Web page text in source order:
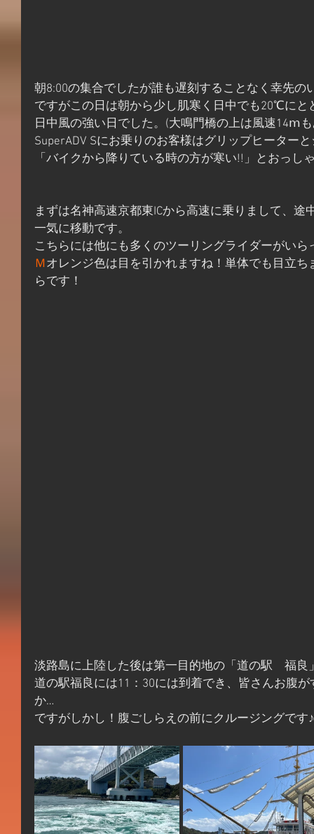
朝8:00の集合でしたが誰も遅刻することなく幸先の
ですがこの日は朝から少し肌寒く日中でも20℃にと
日中風の強い日でした。(大鳴門橋の上は風速14ⅿ
SuperADV Sにお乗りのお客様はグリップヒーター
「バイクから降りている時の方が寒い!!」とおっし
まずは名神高速京都東ICから高速に乗りまして、途
一気に移動です。
こちらには他にも多くのツーリングライダーがい
Ｍオレンジ色は目を引かれますね！単体でも目立
らです！
淡路島に上陸した後は第一目的地の「道の駅　福良
道の駅福良には11：30には到着でき、皆さんお腹
か…
ですがしかし！腹ごしらえの前にクルージングです♪